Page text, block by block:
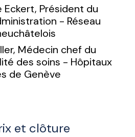
Eckert, Président du
- Réseau
Médecin chef du
des soins - Hôpitaux
de Genève
et clôture